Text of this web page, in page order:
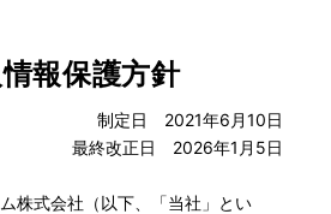
報保護方針
制定日 2021年6月10日
最終改正日 2026年1月5日
株式会社（以下、「当社」とい